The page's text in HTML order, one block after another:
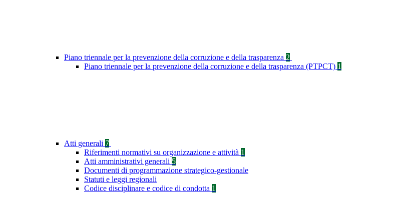
Piano triennale per la prevenzione della corruzione e della trasparenza 2
Piano triennale per la prevenzione della corruzione e della trasparenza (PTPCT) 1
Atti generali 7
Riferimenti normativi su organizzazione e attività 1
Atti amministrativi generali 5
Documenti di programmazione strategico-gestionale
Statuti e leggi regionali
Codice disciplinare e codice di condotta 1